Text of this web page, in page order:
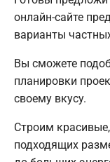
онлайн-сайте
варианты
Вы сможете
планировки
своему вкусу.
Строим
подходящих